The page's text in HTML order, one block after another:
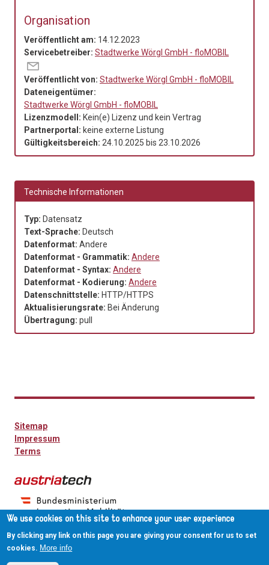
Organisation
Veröffentlicht am: 14.12.2023
Servicebetreiber: Stadtwerke Wörgl GmbH - floMOBIL
Veröffentlicht von: Stadtwerke Wörgl GmbH - floMOBIL
Dateneigentümer:
Stadtwerke Wörgl GmbH - floMOBIL
Lizenzmodell: Kein(e) Lizenz und kein Vertrag
Partnerportal: keine externe Listung
Gültigkeitsbereich: 24.10.2025 bis 23.10.2026
Technische Informationen
Typ: Datensatz
Text-Sprache: Deutsch
Datenformat: Andere
Datenformat - Grammatik: Andere
Datenformat - Syntax: Andere
Datenformat - Kodierung: Andere
Datenschnittstelle: HTTP/HTTPS
Aktualisierungsrate: Bei Änderung
Übertragung: pull
Sitemap
Impressum
Terms
We use cookies on this site to enhance your user experience
By clicking any link on this page you are giving your consent for us to set
cookies. More info